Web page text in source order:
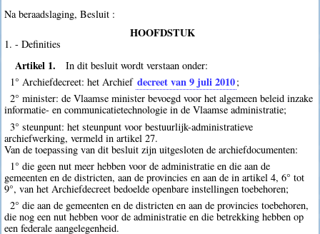
Na beraadslaging, Besluit :
HOOFDSTUK
1. - Definities
Artikel 1.
In dit besluit wordt verstaan onder:
1° Archiefdecreet: het Archief decreet van 9 juli 2010;
2° minister: de Vlaamse minister bevoegd voor het algemeen beleid inzake
informatie- en communicatietechnologie in de Vlaamse administratie;
3° steunpunt: het steunpunt voor bestuurlijk-administratieve
archiefwerking, vermeld in artikel 27.
Van de toepassing van dit besluit zijn uitgesloten de archiefdocumenten:
1° die geen nut meer hebben voor de administratie en die aan de
gemeenten en de districten, aan de provincies en aan de in artikel 4, 6° tot
9°, van het Archiefdecreet bedoelde openbare instellingen toebehoren;
2° die aan de gemeenten en de districten en aan de provincies toebehoren,
die nog een nut hebben voor de administratie en die betrekking hebben op
een federale aangelegenheid.